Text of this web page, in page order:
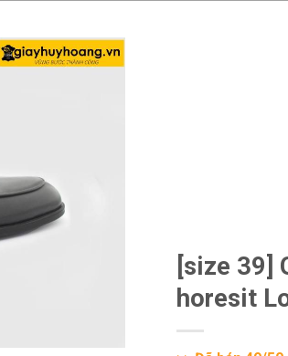
[size 39]
horesit